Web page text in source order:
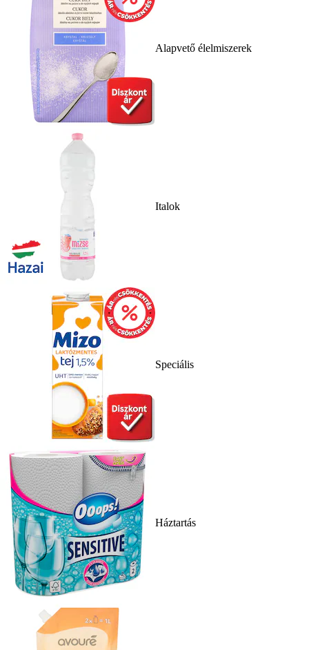
Alapvető élelmiszerek
Italok
Speciális
Háztartás